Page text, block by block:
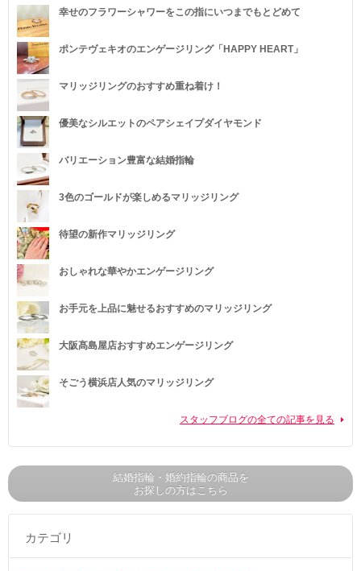
幸せのフラワーシャワーをこの指にいつまでもとどめて
ポンテヴェキオのエンゲージリング「HAPPY HEART」
マリッジリングのおすすめ重ね着け！
優美なシルエットのペアシェイプダイヤモンド
バリエーション豊富な結婚指輪
3色のゴールドが楽しめるマリッジリング
待望の新作マリッジリング
おしゃれな華やかエンゲージリング
お手元を上品に魅せるおすすめのマリッジリング
大阪髙島屋店おすすめエンゲージリング
そごう横浜店人気のマリッジリング
スタッフブログの全ての記事を見る
結婚指輪・婚約指輪の商品を
お探しの方はこちら
カテゴリ